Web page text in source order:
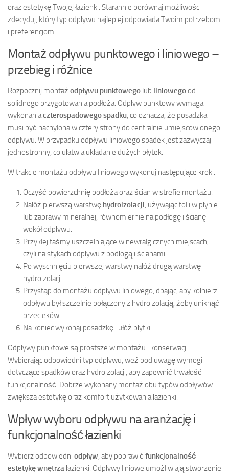
oraz estetykę Twojej łazienki. Starannie porównaj możliwości i
zdecyduj, który typ odpływu najlepiej odpowiada Twoim potrzebom
i preferencjom.
Montaż odpływu punktowego i liniowego –
przebieg i różnice
Rozpocznij montaż odpływu punktowego lub liniowegood
solidnego przygotowania podłoża. Odpływ punktowy wymaga
wykonaniaczterospadowego spadku , co oznacza, że posadzka
musi być nachylona w cztery strony do centralnie umiejscowionego
odpływu. W przypadku odpływu liniowego spadek jest zazwyczaj
jednostronny, co ułatwia układanie dużych płytek.
W trakcie montażu odpływu liniowego wykonuj następujące kroki:
Oczyść powierzchnię podłoża oraz ścian w strefie montażu.
Nałóż pierwszą warstwę hydroizolacji , używając folii w płynie
lub zaprawy mineralnej, równomiernie na podłogę i ścianę
wokół odpływu.
Przyklej taśmy uszczelniające w newralgicznych miejscach,
czyli na stykach odpływu z podłogą i ścianami.
Po wyschnięciu pierwszej warstwy nałóż drugą warstwę
hydroizolacji.
Przystąp do montażu odpływu liniowego, dbając, aby kołnierz
odpływu był szczelnie połączony z hydroizolacją, żeby uniknąć
przecieków.
Na koniec wykonaj posadzkę i ułóż płytki.
Odpływy punktowe są prostsze w montażu i konserwacji.
Wybierając odpowiedni typ odpływu, weź pod uwagę wymogi
dotyczące spadków oraz hydroizolacji, aby zapewnić trwałość i
funkcjonalność. Dobrze wykonany montaż obu typów odpływów
zwiększa estetykę oraz komfort użytkowania łazienki.
Wpływ wyboru odpływu na aranżację i
funkcjonalność łazienki
Wybierz odpowiedni odpływ , aby poprawić funkcjonalność i
estetykę wnętrza łazienki. Odpływy liniowe umożliwiają stworzenie